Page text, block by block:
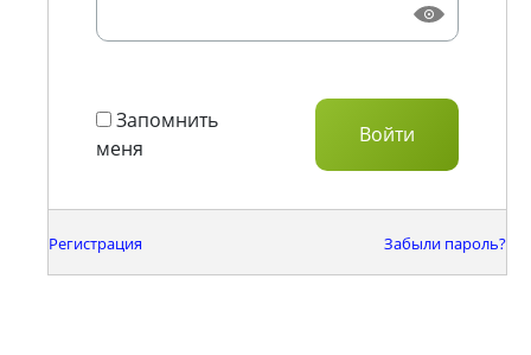
Запомнить
меня
Регистрация Забыли пароль?